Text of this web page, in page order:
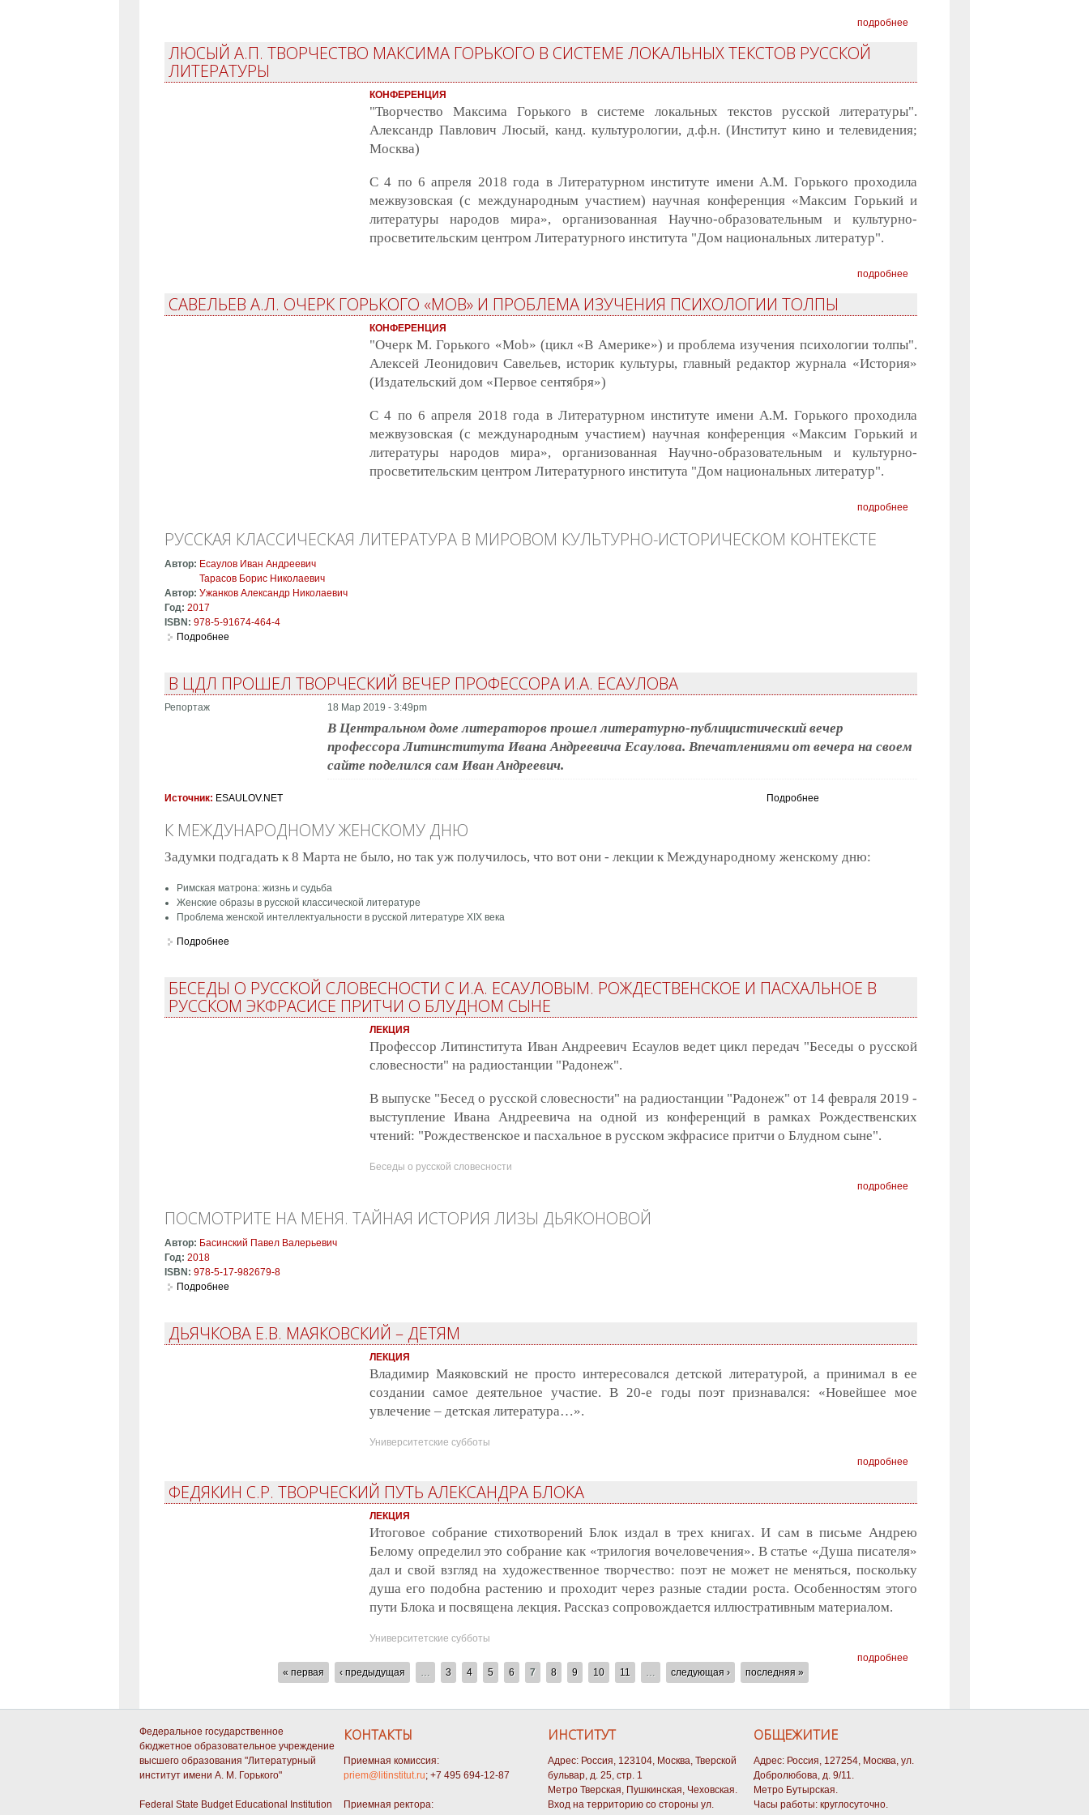
подробнее
ЛЮСЫЙ А.П. ТВОРЧЕСТВО МАКСИМА ГОРЬКОГО В СИСТЕМЕ ЛОКАЛЬНЫХ ТЕКСТОВ РУССКОЙ
ЛИТЕРАТУРЫ
КОНФЕРЕНЦИЯ
"Творчество Максима Горького в системе локальных текстов русской литературы".
Александр Павлович Люсый, канд. культурологии, д.ф.н. (Институт кино и телевидения;
Москва)
С 4 по 6 апреля 2018 года в Литературном институте имени А.М. Горького проходила
межвузовская (с международным участием) научная конференция «Максим Горький и
литературы народов мира», организованная Научно-образовательным и культурно-
просветительским центром Литературного института "Дом национальных литератур".
подробнее
САВЕЛЬЕВ А.Л. ОЧЕРК ГОРЬКОГО «МОB» И ПРОБЛЕМА ИЗУЧЕНИЯ ПСИХОЛОГИИ ТОЛПЫ
КОНФЕРЕНЦИЯ
"Очерк М. Горького «Моb» (цикл «В Америке») и проблема изучения психологии толпы".
Алексей Леонидович Савельев, историк культуры, главный редактор журнала «История»
(Издательский дом «Первое сентября»)
С 4 по 6 апреля 2018 года в Литературном институте имени А.М. Горького проходила
межвузовская (с международным участием) научная конференция «Максим Горький и
литературы народов мира», организованная Научно-образовательным и культурно-
просветительским центром Литературного института "Дом национальных литератур".
подробнее
РУССКАЯ КЛАССИЧЕСКАЯ ЛИТЕРАТУРА В МИРОВОМ КУЛЬТУРНО-ИСТОРИЧЕСКОМ КОНТЕКСТЕ
Автор: Есаулов Иван Андреевич
Тарасов Борис Николаевич
Автор: Ужанков Александр Николаевич
Год: 2017
ISBN: 978-5-91674-464-4
Подробнее
В ЦДЛ ПРОШЕЛ ТВОРЧЕСКИЙ ВЕЧЕР ПРОФЕССОРА И.А. ЕСАУЛОВА
Репортаж 18 Мар 2019 - 3:49pm
В Центральном доме литераторов прошел литературно-публицистический вечер
профессора Литинститута Ивана Андреевича Есаулова. Впечатлениями от вечера на своем
сайте поделился сам Иван Андреевич.
Источник: ESAULOV.NET Подробнее
К МЕЖДУНАРОДНОМУ ЖЕНСКОМУ ДНЮ
Задумки подгадать к 8 Марта не было, но так уж получилось, что вот они - лекции к Международному женскому дню:
Римская матрона: жизнь и судьба
Женские образы в русской классической литературе
Проблема женской интеллектуальности в русской литературе XIX века
Подробнее
БЕСЕДЫ О РУССКОЙ СЛОВЕСНОСТИ С И.А. ЕСАУЛОВЫМ. РОЖДЕСТВЕНСКОЕ И ПАСХАЛЬНОЕ В
РУССКОМ ЭКФРАСИСЕ ПРИТЧИ О БЛУДНОМ СЫНЕ
ЛЕКЦИЯ
Профессор Литинститута Иван Андреевич Есаулов ведет цикл передач "Беседы о русской
словесности" на радиостанции "Радонеж".
В выпуске "Бесед о русской словесности" на радиостанции "Радонеж" от 14 февраля 2019 -
выступление Ивана Андреевича на одной из конференций в рамках Рождественских
чтений: "Рождественское и пасхальное в русском экфрасисе притчи о Блудном сыне".
Беседы о русской словесности
подробнее
ПОСМОТРИТЕ НА МЕНЯ. ТАЙНАЯ ИСТОРИЯ ЛИЗЫ ДЬЯКОНОВОЙ
Автор: Басинский Павел Валерьевич
Год: 2018
ISBN: 978-5-17-982679-8
Подробнее
ДЬЯЧКОВА Е.В. МАЯКОВСКИЙ – ДЕТЯМ
ЛЕКЦИЯ
Владимир Маяковский не просто интересовался детской литературой, а принимал в ее
создании самое деятельное участие. В 20-е годы поэт признавался: «Новейшее мое
увлечение – детская литература…».
Университетские субботы
подробнее
ФЕДЯКИН С.Р. ТВОРЧЕСКИЙ ПУТЬ АЛЕКСАНДРА БЛОКА
ЛЕКЦИЯ
Итоговое собрание стихотворений Блок издал в трех книгах. И сам в письме Андрею
Белому определил это собрание как «трилогия вочеловечения». В статье «Душа писателя»
дал и свой взгляд на художественное творчество: поэт не может не меняться, поскольку
душа его подобна растению и проходит через разные стадии роста. Особенностям этого
пути Блока и посвящена лекция. Рассказ сопровождается иллюстративным материалом.
Университетские субботы
подробнее
« первая ‹ предыдущая 3 4 5 6 7 8 9 10 11 следующая › последняя »
Федеральное государственное
бюджетное образовательное учреждение
высшего образования "Литературный
институт имени А. М. Горького"
Federal State Budget Educational Institution
КОНТАКТЫ
Приемная комиссия:
priem@litinstitut.ru; +7 495 694-12-87
Приемная ректора:
ИНСТИТУТ
Адрес: Россия, 123104, Москва, Тверской
бульвар, д. 25, стр. 1
Метро Тверская, Пушкинская, Чеховская.
Вход на территорию со стороны ул.
ОБЩЕЖИТИЕ
Адрес: Россия, 127254, Москва, ул.
Добролюбова, д. 9/11.
Метро Бутырская.
Часы работы: круглосуточно.